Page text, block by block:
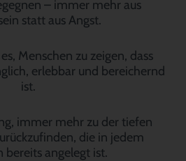
– immer mehr aus
statt aus Angst.
Menschen zu zeigen, dass
erlebbar und bereichernd
ist.
immer mehr zu der tiefen
die in jedem
bereits angelegt ist.